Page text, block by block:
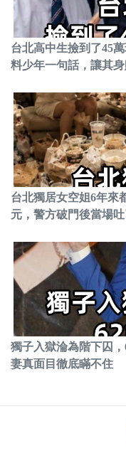
台北高中生撿到了45
料少年一句話，讓其
台北獨居女空姐6年來
元，警方破門後當場
獨子入獄淪為階下囚
妻真面目徹底瞞不住